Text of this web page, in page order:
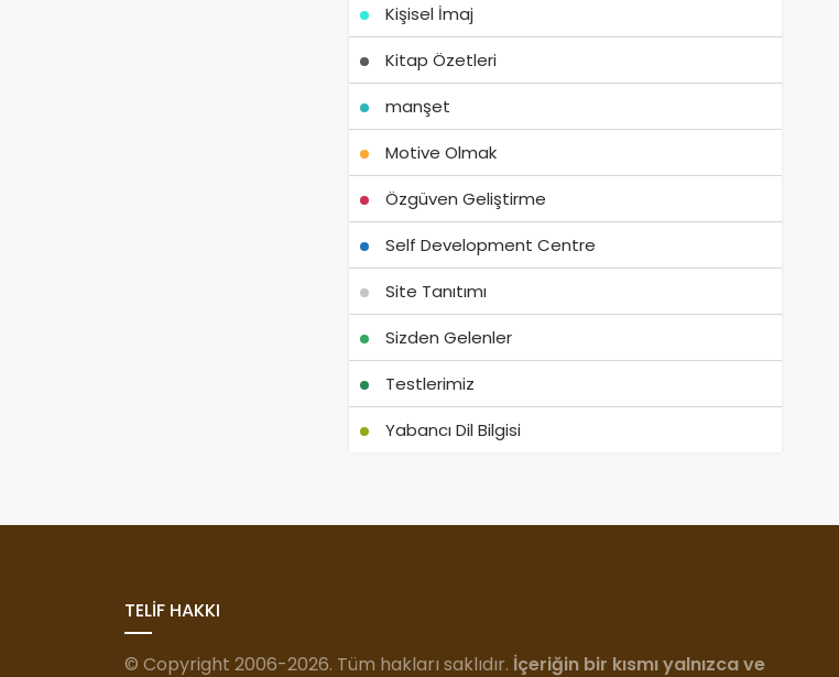
Kişisel İmaj
Kitap Özetleri
manşet
Motive Olmak
Özgüven Geliştirme
Self Development Centre
Site Tanıtımı
Sizden Gelenler
Testlerimiz
Yabancı Dil Bilgisi
TELİF HAKKI
© Copyright 2006-2026. Tüm hakları saklıdır. İçeriğin bir kısmı yalnızca ve